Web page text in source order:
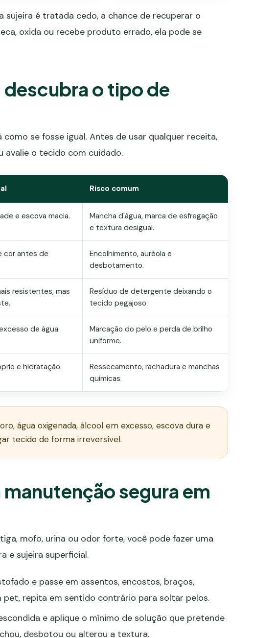
sujeira é tratada cedo, a chance de recuperar o
oxida ou recebe produto errado, ela pode se
o tipo de
se fosse igual. Antes de usar qualquer receita,
o tecido com cuidado.
Risco comum
e escova macia.
Mancha d'água, marca de esfregação
e textura desigual.
cor antes de
Encolhimento, auréola e
desbotamento.
resistentes, mas
Resíduo de detergente deixando o
tecido pegajoso.
de água.
Marcação do pelo e perda de brilho
uniforme.
e hidratação.
Ressecamento, rachadura e manchas
químicas.
água oxigenada, álcool em excesso, escova dura e
tecido de forma irreversível.
segura em
mofo, urina ou odor forte, você pode fazer uma
e sujeira superficial.
e passe em assentos, encostos, braços,
pet, repita em sentido contrário para soltar pelos.
e aplique o mínimo de solução que pretende
desbotou ou alterou a textura.